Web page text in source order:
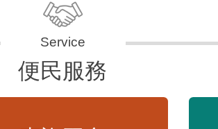
便民服務